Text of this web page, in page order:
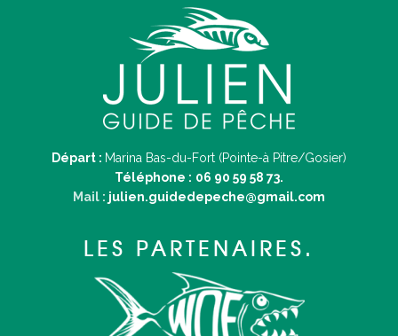
Départ : Marina Bas-du-Fort (Pointe-à Pitre/Gosier)
Téléphone : 06 90 59 58 73.
Mail : julien.guidedepeche@gmail.com
LES PARTENAIRES.